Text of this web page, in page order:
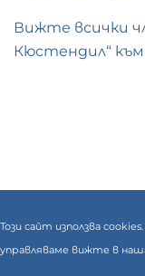
Вижте всички
Кюстендил“
Този сайт използва
управляваме вижте в